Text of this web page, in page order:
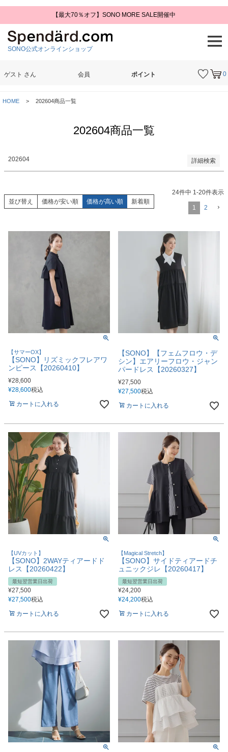
【最大70％オフ】SONO MORE SALE開催中
SONO公式オンラインショップ
0
ゲスト さん 会員 ポイント
HOME 202604商品一覧
202604商品一覧
202604 詳細検索
予約商品のみを表示
並び順
優先度順
検索
並び替え 価格が安い順 価格が高い順 新着順
24件中 1-20件表示
1 2
【サマーOX】
【SONO】リズミックフレアワ
ンピース【20260410】
¥28,600
¥28,600税込
カートに入れる
【SONO】【フェムフロウ・デ
シン】エアリーフロウ・ジャン
パードレス【20260327】
¥27,500
¥27,500税込
カートに入れる
【UVカット】
【SONO】2WAYティアードド
レス【20260422】
最短翌営業日出荷
¥27,500
¥27,500税込
カートに入れる
【Magical Stretch】
【SONO】サイドティアードチ
ュニックジレ【20260417】
最短翌営業日出荷
¥24,200
¥24,200税込
カートに入れる